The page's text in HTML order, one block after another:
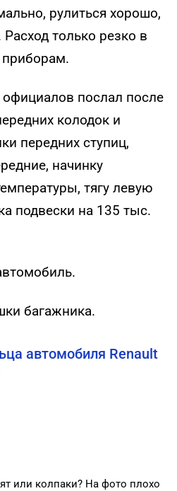
рулиться хорошо,
Расход только резко в
приборам.
послал после
колодок и
передних ступиц,
начинку
тягу левую
подвески на 135 тыс.
багажника.
автомобиля Renault
или колпаки? На фото плохо